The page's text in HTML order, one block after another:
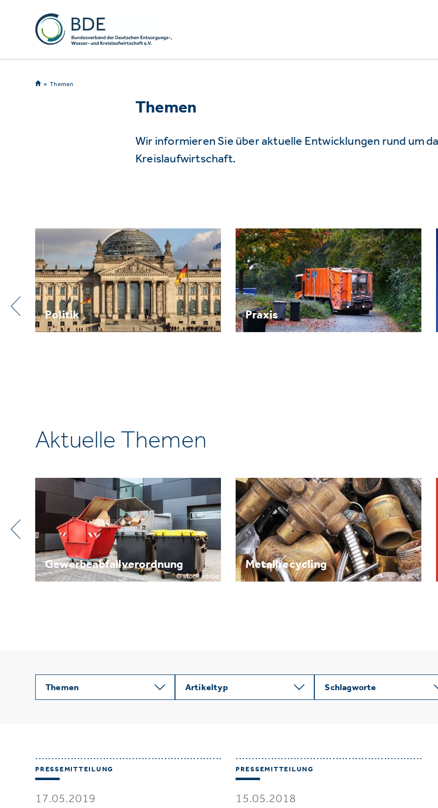
Themen
Themen
Wir informieren Sie über aktuelle Entwicklungen rund um
Kreislaufwirtschaft.
Praxis Recht
Aktuelle Themen
Metallrecycling Brennpunkt: Batterie
Themen Artikeltyp Schlagworte
PRESSEMITTEILUNG
17.05.2019
PRESSEMITTEILUNG
15.05.2018